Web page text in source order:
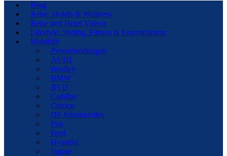
Blog
Reise, Hotels & Wellness
Reise und Hotel Videos
Lifestyle, Styling, Fitness & Entertainment
Mobilität
Pressemeldungen
AUDI
Bentley
BMW
BYD
Cadillac
Citroen
DS Automobiles
Fiat
Ford
Hyundai
Jaguar